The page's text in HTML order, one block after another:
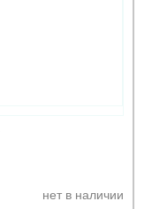
нет в наличии